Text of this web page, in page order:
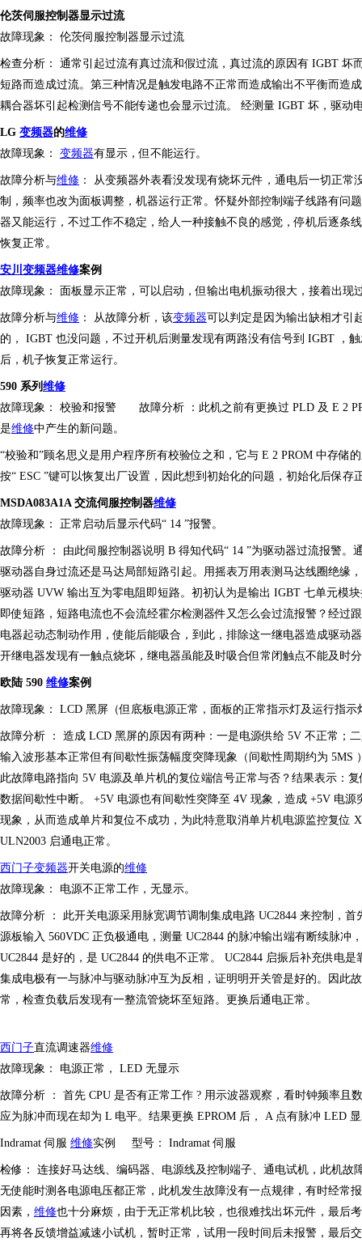
伦茨伺服控制器显示过流
故障现象：
伦茨伺服控制器显示过流
检查分析： 通常引起过流有真过流和假过流，真过流的原因有 IGBT 坏
短路而造成过流。第三种情况是触发电路不正常而造成输出不平衡而造
耦合器坏引起检测信号不能传递也会显示过流。 经测量 IGBT 坏，驱
LG 变频器的维修
故障现象：
变频器有显示，但不能运行。
故障分析与维修 ：
从变频器外表看没发现有烧坏元件，通电后一切正
制，频率也改为面板调整，机器运行正常。怀疑外部控制端子线路有问
器又能运行，不过工作不稳定，给人一种接触不良的感觉，停机后逐条
恢复正常。
安川 变频器维修案例
故障现象：
面板显示正常，可以启动，但输出电机振动很大，接着出现
故障分析与维修 ： 从故障分析 ，该变频器可以判定是因为输出缺相才引
的， IGBT 也没问题，不过开机后测量发现有两路没有信号到 IGBT ，
后，机子恢复正常运行。
590 系列 维修
故障现象：
校验和报警 故障分析 ：此机之前有更换过 PLD 及 E 2
是维修中产生的新问题。
“校验和”顾名思义是用户程序所有校验位之和，它与 E 2 PROM 中存
按“ ESC ”键可以恢复出厂设置，因此想到初始化的问题，初始化后保存
MSDA083A1A 交流伺服控制器维修
故障现象：
正常启动后显示代码“ 14 ”报警。
故障分析 ： 由此伺服控制器说明 B 得知代码“ 14 ”为驱动器过流报警
驱动器自身过流还是马达局部短路引起。用摇表万用表测马达线圈绝缘
驱动器 UVW 输出互为零电阻即短路。初初认为是输出 IGBT 七单元模
即使短路，短路电流也不会流经霍尔检测器件又怎么会过流报警？经过
电器起动态制动作用，使能后能吸合，到此，排除这一继电器造成驱动
开继电器发现有一触点烧坏，继电器虽能及时吸合但常闭触点不能及时
欧陆 590 维修案例
故障现象： LCD 黑屏（但底板电源正常 ， 面板的正常指示灯及运行指示
故障分析 ： 造成 LCD 黑屏的原因有两种：一是电源供给 5V 不正常；
输入波形基本正常但有间歇性振荡幅度突降现象（间歇性周期约为
此故障电路指向 5V 电源及单片机的复位端信号正常与否？结果表示：
数据间歇性中断。 +5V 电源也有间歇性突降至 4V 现象，造成 +5V 电
现象，从而造成单片和复位不成功，为此特意取消单片机电源监控复位
ULN2003 启通电正常。
西门子变频器开关电源的维修
故障现象：
电源不正常工作，无显示。
故障分析 ： 此开关电源采用脉宽调节调制 集成电路 UC2844 来控制，
源板输入 560VDC 正负极通电，测量 UC2844 的脉冲输出端有断续脉
UC2844 是好的，是 UC2844 的供电不正常。 UC2844 启振后补充供电
集成电极有一与脉冲与驱动脉冲互为反相，证明明开关管是好的。因此
常，检查负载后发现有一整流管烧坏至短路。更换后通电正常。
西门子直流调速器维修
故障现象：
电源正常， LED 无显示
故障分析 ： 首先 CPU 是否有正常工作 ? 用示波器观察，看时钟频率且
应为脉冲而现在却为 L 电平。结果更换 EPROM 后， A 点有脉冲 LED
Indramat 伺服 维修实例 型号： Indramat 伺服
检修：
连接好马达线、编码器、电源线及控制端子、通电试机，此机
无使能时测各电源电压都正常，此机发生故障没有一点规律，有时经常
因素， 维修也十分麻烦，由于无正常机比较，也很难找出坏元件，最后
再将各反馈增益减速小试机，暂时正常，试用一段时间后未报警，最后